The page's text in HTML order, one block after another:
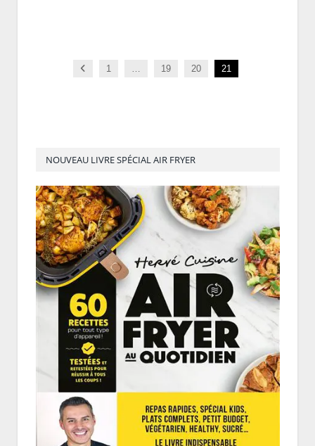
Previous
1 19 20 21
NOUVEAU LIVRE SPÉCIAL AIR FRYER